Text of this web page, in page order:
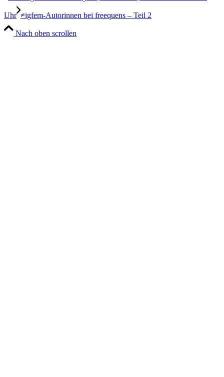
Uhr ≠igfem-Autorinnen bei freequens – Teil 2
Nach oben scrollen